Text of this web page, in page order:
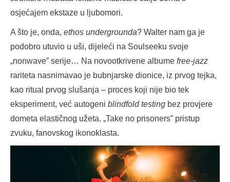
osjećajem ekstaze u ljubomori.
A što je, onda, ethos undergrounda? Walter nam ga je
podobro utuvio u uši, dijeleći na Soulseeku svoje
„nonwave” serije… Na novootkrivene albume free-jazz
rariteta nasnimavao je bubnjarske dionice, iz prvog tejka,
kao ritual prvog slušanja – proces koji nije bio tek
eksperiment, već autogeni blindfold testing bez provjere
dometa elastičnog užeta. „Take no prisoners” pristup
zvuku, fanovskog ikonoklasta.